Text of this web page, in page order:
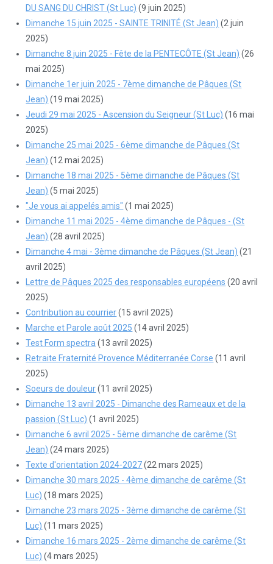
DU SANG DU CHRIST (St Luc) (9 juin 2025)
Dimanche 15 juin 2025 - SAINTE TRINITÉ (St Jean) (2 juin
2025)
Dimanche 8 juin 2025 - Fête de la PENTECÔTE (St Jean) (26
mai 2025)
Dimanche 1er juin 2025 - 7ème dimanche de Pâques (St
Jean) (19 mai 2025)
Jeudi 29 mai 2025 - Ascension du Seigneur (St Luc) (16 mai
2025)
Dimanche 25 mai 2025 - 6ème dimanche de Pâques (St
Jean) (12 mai 2025)
Dimanche 18 mai 2025 - 5ème dimanche de Pâques (St
Jean) (5 mai 2025)
"Je vous ai appelés amis" (1 mai 2025)
Dimanche 11 mai 2025 - 4ème dimanche de Pâques - (St
Jean) (28 avril 2025)
Dimanche 4 mai - 3ème dimanche de Pâques (St Jean) (21
avril 2025)
Lettre de Pâques 2025 des responsables européens (20 avril
2025)
Contribution au courrier (15 avril 2025)
Marche et Parole août 2025 (14 avril 2025)
Test Form spectra (13 avril 2025)
Retraite Fraternité Provence Méditerranée Corse (11 avril
2025)
Soeurs de douleur (11 avril 2025)
Dimanche 13 avril 2025 - Dimanche des Rameaux et de la
passion (St Luc) (1 avril 2025)
Dimanche 6 avril 2025 - 5ème dimanche de carême (St
Jean) (24 mars 2025)
Texte d'orientation 2024-2027 (22 mars 2025)
Dimanche 30 mars 2025 - 4ème dimanche de carême (St
Luc) (18 mars 2025)
Dimanche 23 mars 2025 - 3ème dimanche de carême (St
Luc) (11 mars 2025)
Dimanche 16 mars 2025 - 2ème dimanche de carême (St
Luc) (4 mars 2025)